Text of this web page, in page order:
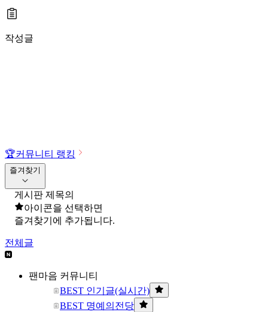
작성글
🏆커뮤니티 랭킹
즐겨찾기
게시판 제목의
아이콘을 선택하면
즐겨찾기에 추가됩니다.
전체글
팬마음 커뮤니티
BEST 인기글(실시간)
BEST 명예의전당